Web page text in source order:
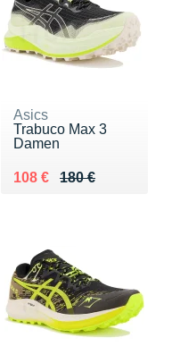
Asics
Trabuco Max 3
Damen
180 €
Au lieu de 180 €
108 €
Vendu 108 €